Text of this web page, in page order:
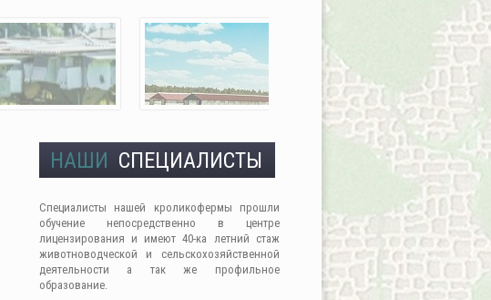
НАШИ СПЕЦИАЛИСТЫ
Специалисты нашей кроликофермы прошли
обучение непосредственно в центре
лицензирования и имеют 40-ка летний стаж
животноводческой и сельскохозяйственной
деятельности а так же профильное
образование.